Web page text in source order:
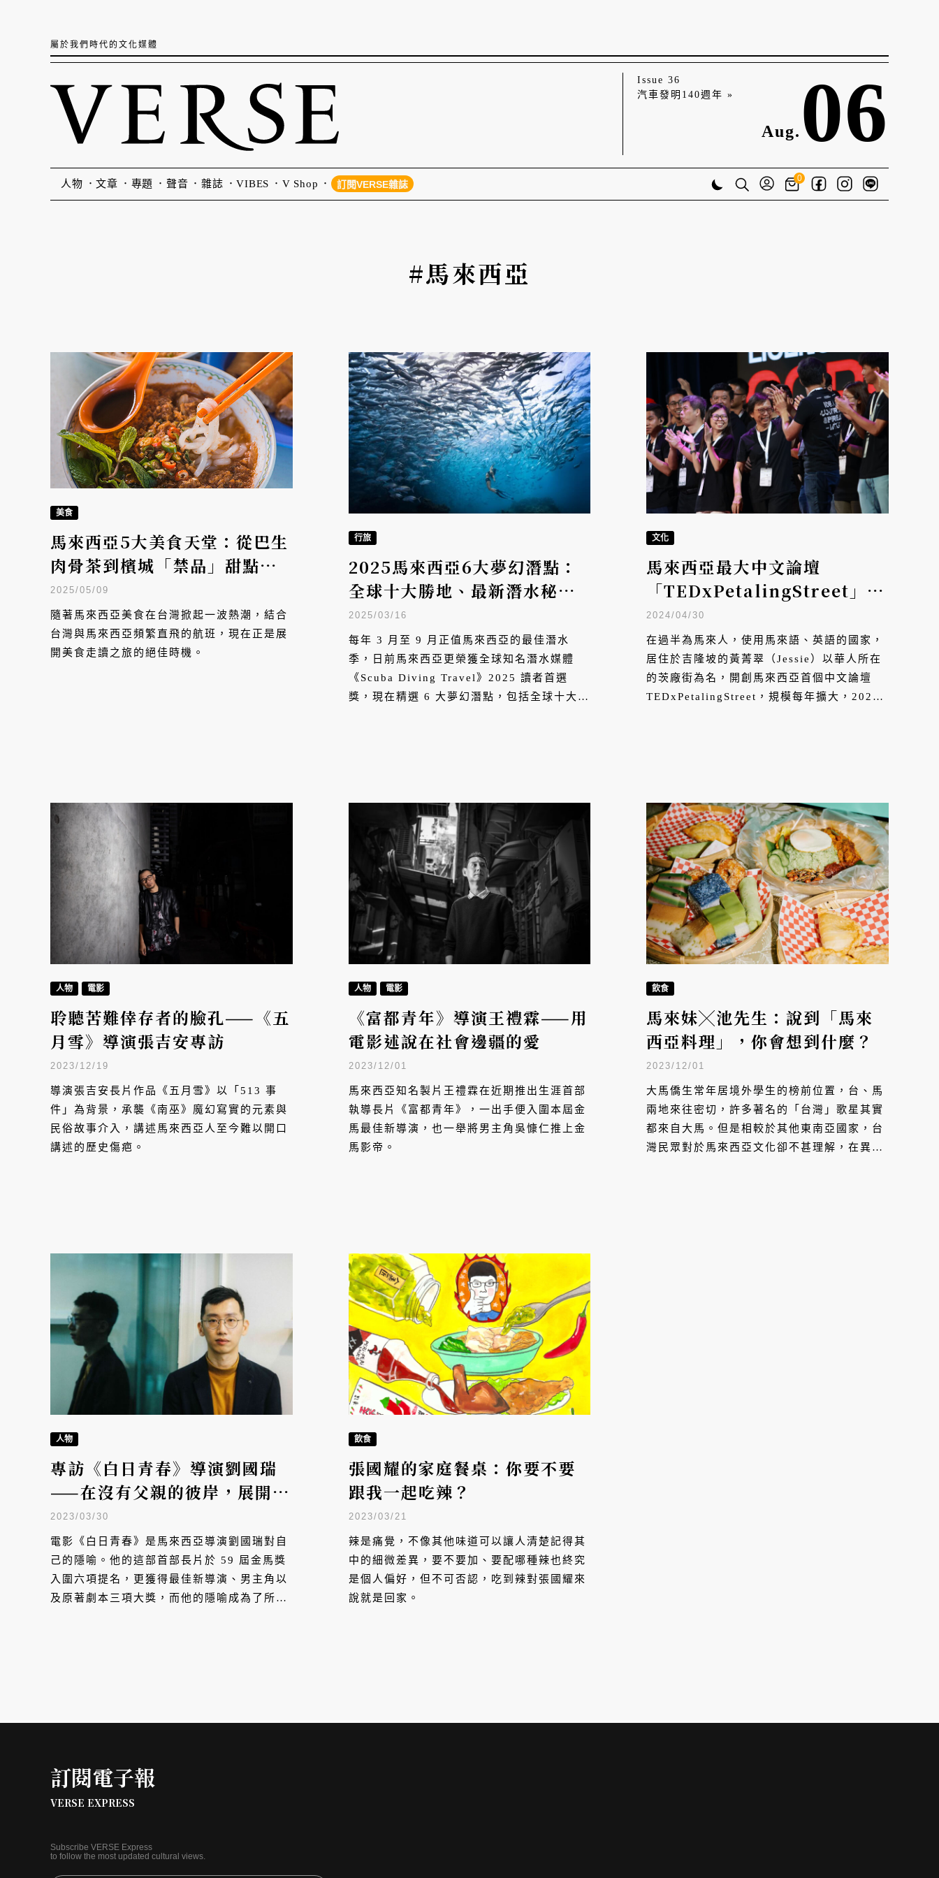
屬於我們時代的文化媒體
Issue 36
汽車發明140週年 »
Aug. 06
人物 文章 專題 聲音 雜誌 VIBES V Shop 訂閱VERSE雜誌
0
#馬來西亞
美食
馬來西亞5大美食天堂：從巴生
肉骨茶到檳城「禁品」甜點，
連續三年獲必比登的隱藏版美
食
2025/05/09
隨著馬來西亞美食在台灣掀起一波熱潮，結合
台灣與馬來西亞頻繁直飛的航班，現在正是展
開美食走讀之旅的絕佳時機。
行旅
2025馬來西亞6大夢幻潛點：
全球十大勝地、最新潛水秘
境，全家共游奇幻海底世界！
2025/03/16
每年 3 月至 9 月正值馬來西亞的最佳潛水
季，日前馬來西亞更榮獲全球知名潛水媒體
《Scuba Diving Travel》2025 讀者首選
獎，現在精選 6 大夢幻潛點，包括全球十大潛
文化
馬來西亞最大中文論壇
「TEDxPetalingStreet」十
年有成！專訪創辦人黃菁翠：
我想傳遞大馬本土故事
2024/04/30
在過半為馬來人，使用馬來語、英語的國家，
居住於吉隆坡的黃菁翠（Jessie）以華人所在
的茨廠街為名，開創馬來西亞首個中文論壇
TEDxPetalingStreet，規模每年擴大，2023
人物 電影
聆聽苦難倖存者的臉孔——《五
月雪》導演張吉安專訪
2023/12/19
導演張吉安長片作品《五月雪》以「513 事
件」為背景，承襲《南巫》魔幻寫實的元素與
民俗故事介入，講述馬來西亞人至今難以開口
講述的歷史傷疤。
人物 電影
《富都青年》導演王禮霖——用
電影述說在社會邊疆的愛
2023/12/01
馬來西亞知名製片王禮霖在近期推出生涯首部
執導長片《富都青年》，一出手便入圍本屆金
馬最佳新導演，也一舉將男主角吳慷仁推上金
馬影帝。
飲食
馬來妹╳池先生：說到「馬來
西亞料理」，你會想到什麼？
2023/12/01
大馬僑生常年居境外學生的榜前位置，台、馬
兩地來往密切，許多著名的「台灣」歌星其實
都來自大馬。但是相較於其他東南亞國家，台
灣民眾對於馬來西亞文化卻不甚理解，在異國
人物
專訪《白日青春》導演劉國瑞
——在沒有父親的彼岸，展開異
鄉人的逃亡
2023/03/30
電影《白日青春》是馬來西亞導演劉國瑞對自
己的隱喻。他的這部首部長片於 59 屆金馬獎
入圍六項提名，更獲得最佳新導演、男主角以
及原著劇本三項大獎，而他的隱喻成為了所有
飲食
張國耀的家庭餐桌：你要不要
跟我一起吃辣？
2023/03/21
辣是痛覺，不像其他味道可以讓人清楚記得其
中的細微差異，要不要加、要配哪種辣也終究
是個人偏好，但不可否認，吃到辣對張國耀來
說就是回家。
訂閱電子報
VERSE EXPRESS
Subscribe VERSE Express
to follow the most updated cultural views.